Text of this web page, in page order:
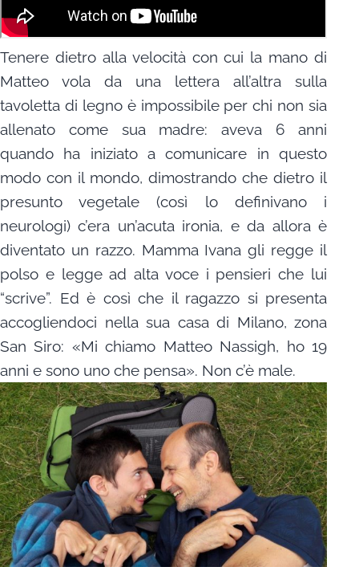
Tenere dietro alla velocità con cui la mano di
Matteo vola da una lettera all’altra sulla
tavoletta di legno è impossibile per chi non sia
allenato come sua madre: aveva 6 anni
quando ha iniziato a comunicare in questo
modo con il mondo, dimostrando che dietro il
presunto vegetale (così lo definivano i
neurologi) c’era un’acuta ironia, e da allora è
diventato un razzo. Mamma Ivana gli regge il
polso e legge ad alta voce i pensieri che lui
“scrive”. Ed è così che il ragazzo si presenta
accogliendoci nella sua casa di Milano, zona
San Siro: «Mi chiamo Matteo Nassigh, ho 19
anni e sono uno che pensa». Non c’è male.